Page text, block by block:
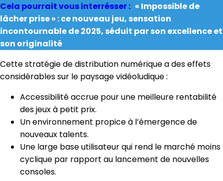
Cela pourrait vous interrésser : « Impossible de
lâcher prise » : ce nouveau jeu, sensation
incontournable de 2025, séduit par son excellence et
son originalité
Cette stratégie de distribution numérique a des effets
considérables sur le paysage vidéoludique :
Accessibilité accrue pour une meilleure rentabilité
des jeux à petit prix.
Un environnement propice à l’émergence de
nouveaux talents.
Une large base utilisateur qui rend le marché moins
cyclique par rapport au lancement de nouvelles
consoles.